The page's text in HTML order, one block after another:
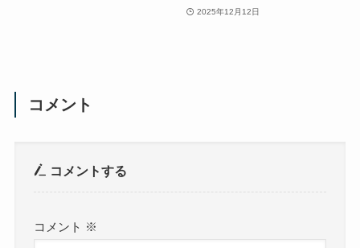
2025年12月12日
コメント
コメントする
コメント ※